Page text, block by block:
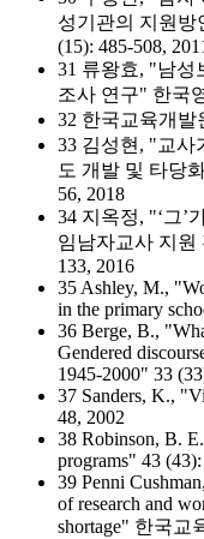
성기관의 지원방
(15): 485-508,
31 류왕효, "남성
조사 연구" 한국
32 한국교육개
33 김성현, "교사
도 개발 및 타당
56, 2018
34 지옥정, "‘그’
임남자교사 지원
133, 2016
35 Ashley, M.,
in the primary
36 Berge, B.,
Gendered
1945-2000" 33
37 Sanders, K.,
48, 2002
38 Robinson, B.
programs" 43
39 Penni
of research and
shortage" 한국교